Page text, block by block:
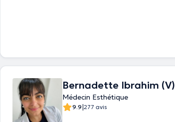
Bernadette Ibrahim (V)
Médecin Esthétique
9.9|277 avis